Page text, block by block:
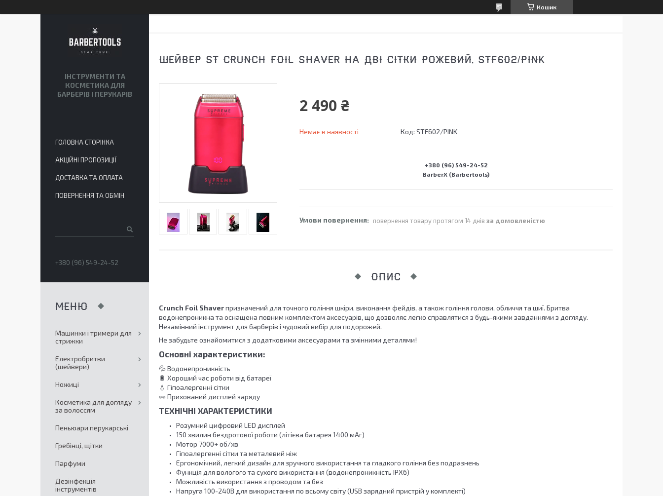
Кошик
ШЕЙВЕР ST CRUNCH FOIL SHAVER НА ДВІ СІТКИ РОЖЕВИЙ, STF602/PINK
2 490 ₴
Немає в наявності Код: STF602/PINK
+380 (96) 549-24-52
BarberX (Barbertools)
повернення товару протягом 14 днів за домовленістю
ОПИС
Crunch Foil Shaverпризначений для точного гоління шкіри, виконання фейдів, а також гоління голови, обличчя та шиї. Бритва
водонепроникна та оснащена повним комплектом аксесуарів, що дозволяє легко справлятися з будь-якими завданнями з догляду.
Незамінний інструмент для барберів і чудовий вибір для подорожей.
Не забудьте ознайомитися з додатковими аксесуарами та змінними деталями!
Основні характеристики:
💦 Водонепроникність
🔋 Хороший час роботи від батареї
💧 Гіпоалергенні сітки
👀 Прихований дисплей заряду
ТЕХНІЧНІ ХАРАКТЕРИСТИКИ
Розумний цифровий LED дисплей
150 хвилин бездротової роботи (літієва батарея 1400 мАг)
Мотор 7000+ об/хв
Гіпоалергенні сітки та металевий ніж
Ергономічний, легкий дизайн для зручного використання та гладкого гоління без подразнень
Функція для вологого та сухого використання (водонепроникність IPX6)
Можливість використання з проводом та без
Напруга 100-240В для використання по всьому світу (USB зарядний пристрій у комплекті)
ІНСТРУМЕНТИ ТА
КОСМЕТИКА ДЛЯ
БАРБЕРІВ І ПЕРУКАРІВ
ГОЛОВНА СТОРІНКА
АКЦІЙНІ ПРОПОЗИЦІЇ
ДОСТАВКА ТА ОПЛАТА
ПОВЕРНЕННЯ ТА ОБМІН
+380 (96) 549-24-52
Машинки і тримери для
стрижки
Електробритви
(шейвери)
Ножиці
Косметика для догляду
за волоссям
Пеньюари перукарські
Гребінці, щітки
Парфуми
Дезінфекція
інструментів